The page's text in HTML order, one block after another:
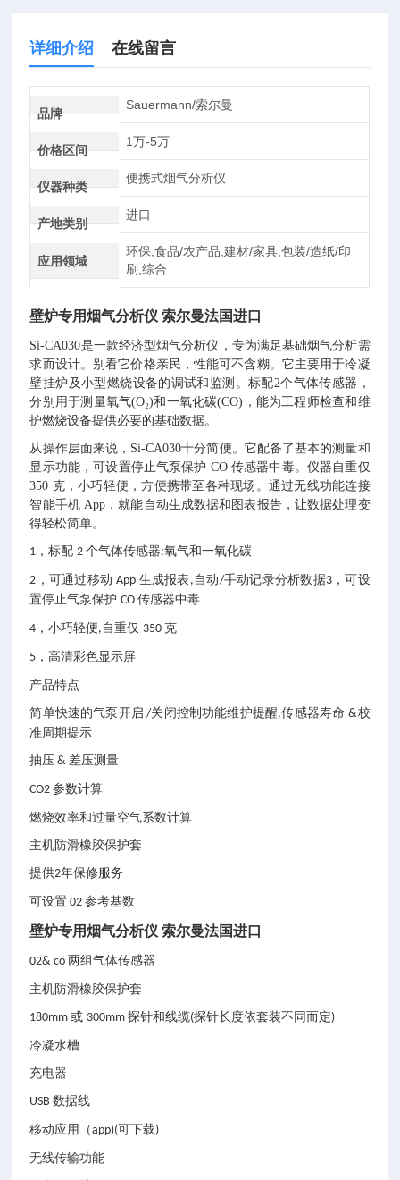
详细介绍 在线留言
品牌
Sauermann/索尔曼
价格区间
1万-5万
仪器种类
便携式烟气分析仪
产地类别
进口
应用领域
环保,食品/农产品,建材/家具,包装/造纸/印
刷,综合
壁炉专用烟气分析仪 索尔曼法国进口
Si-CA030是一款经济型烟气分析仪，专为满足基础烟气分析需
求而设计。别看它价格亲民，性能可不含糊。它主要用于冷凝
壁挂炉及小型燃烧设备的调试和监测。标配2个气体传感器，
分别用于测量氧气(O₂)和一氧化碳(CO)，能为工程师检查和维
护燃烧设备提供必要的基础数据。
从操作层面来说，Si-CA030十分简便。它配备了基本的测量和
显示功能，可设置停止气泵保护 CO 传感器中毒。仪器自重仅
350 克，小巧轻便，方便携带至各种现场。通过无线功能连接
智能手机 App，就能自动生成数据和图表报告，让数据处理变
得轻松简单。
1 ，标配2个气体传感器:氧气和一氧化碳
2 ，可通过移动App 生成报表 , 自动/手动记录分析数据3，可设
置停止气泵保护CO传感器中毒
4 ，小巧轻便, 自重仅 350 克
5 ，高清彩色显示屏
产品特点
简单快速的气泵开启 /关闭控制功能维护提醒,传感器寿命&校
准周期提示
抽压 &差压测量
CO2参数计算
燃烧效率和过量空气系数计算
主机防滑橡胶保护套
提供2年保修服务
可设置 02参考基数
壁炉专用烟气分析仪 索尔曼法国进口
02& co 两组气体传感器
主机防滑橡胶保护套
180mm或 300mm探针和线缆(探针长度依套装不同而定)
冷凝水槽
充电器
USB数据线
移动应用（app)(可下载)
无线传输功能